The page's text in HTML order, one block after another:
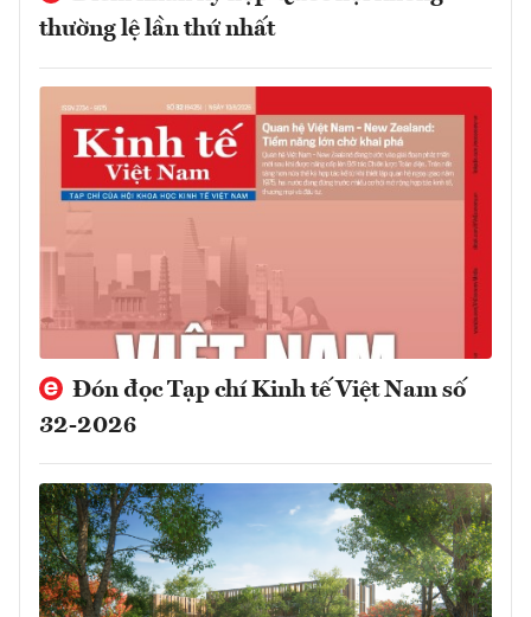
thường lệ lần thứ nhất
Đón đọc Tạp chí Kinh tế Việt Nam số
32-2026